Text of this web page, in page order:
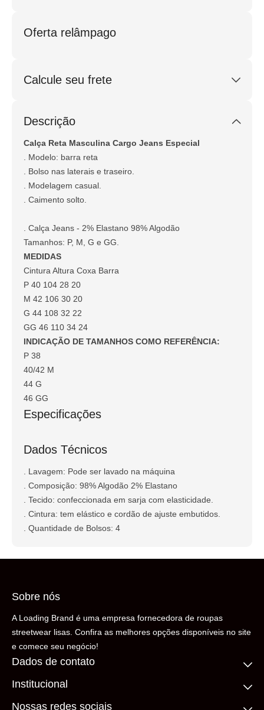
Oferta relâmpago
Calcule seu frete
Não sei meu CEP
Descrição
Calça Reta Masculina Cargo Jeans Especial
. Modelo: barra reta
. Bolso nas laterais e traseiro.
. Modelagem casual.
. Caimento solto.
. Calça Jeans - 2% Elastano 98% Algodão
Tamanhos: P, M, G e GG.
MEDIDAS
Cintura Altura Coxa Barra
P 40 104 28 20
M 42 106 30 20
G 44 108 32 22
GG 46 110 34 24
INDICAÇÃO DE TAMANHOS COMO REFERÊNCIA:
P 38
40/42 M
44 G
46 GG
Especificações
Dados Técnicos
. Lavagem: Pode ser lavado na máquina
. Composição: 98% Algodão 2% Elastano
. Tecido: confeccionada em sarja com elasticidade.
. Cintura: tem elástico e cordão de ajuste embutidos.
. Quantidade de Bolsos: 4
Sobre nós
A Loading Brand é uma empresa fornecedora de roupas
streetwear lisas. Confira as melhores opções disponíveis no site
e comece seu negócio!
Dados de contato
(11) 99306-5206
Institucional
Quem somos
Nossas redes sociais